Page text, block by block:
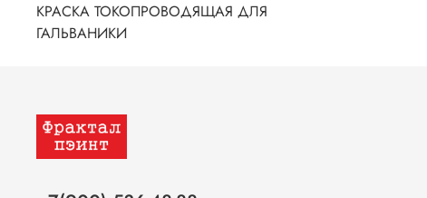
КРАСКА ТОКОПРОВОДЯЩАЯ ДЛЯ
ГАЛЬВАНИКИ